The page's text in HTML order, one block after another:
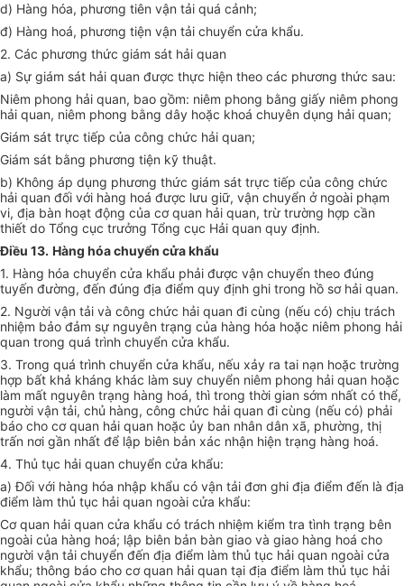
d) Hàng hóa, phương tiên vận tải quá cảnh;
đ) Hàng hoá, phương tiện vận tải chuyển cửa khẩu.
2. Các phương thức giám sát hải quan
a) Sự giám sát hải quan được thực hiện theo các phương thức sau:
Niêm phong hải quan, bao gồm: niêm phong bằng giấy niêm phong
hải quan, niêm phong bằng dây hoặc khoá chuyên dụng hải quan;
Giám sát trực tiếp của công chức hải quan;
Giám sát bằng phương tiện kỹ thuật.
b) Không áp dụng phương thức giám sát trực tiếp của công chức
hải quan đối với hàng hoá được lưu giữ, vận chuyển ở ngoài phạm
vi, địa bàn hoạt động của cơ quan hải quan, trừ trường hợp cần
thiết do Tổng cục trưởng Tổng cục Hải quan quy định.
Điều 13. Hàng hóa chuyển cửa khẩu
1. Hàng hóa chuyển cửa khẩu phải được vận chuyển theo đúng
tuyến đường, đến đúng địa điểm quy định ghi trong hồ sơ hải quan.
2. Người vận tải và công chức hải quan đi cùng (nếu có) chịu trách
nhiệm bảo đảm sự nguyên trạng của hàng hóa hoặc niêm phong hải
quan trong quá trình chuyển cửa khẩu.
3. Trong quá trình chuyển cửa khẩu, nếu xảy ra tai nạn hoặc trường
hợp bất khả kháng khác làm suy chuyển niêm phong hải quan hoặc
làm mất nguyên trạng hàng hoá, thì trong thời gian sớm nhất có thể,
người vận tải, chủ hàng, công chức hải quan đi cùng (nếu có) phải
báo cho cơ quan hải quan hoặc ủy ban nhân dân xã, phường, thị
trấn nơi gần nhất để lập biên bản xác nhận hiện trạng hàng hoá.
4. Thủ tục hải quan chuyển cửa khẩu:
a) Đối với hàng hóa nhập khẩu có vận tải đơn ghi địa điểm đến là địa
điểm làm thủ tục hải quan ngoài cửa khẩu:
Cơ quan hải quan cửa khẩu có trách nhiệm kiểm tra tình trạng bên
ngoài của hàng hoá; lập biên bản bàn giao và giao hàng hoá cho
người vận tải chuyển đến địa điểm làm thủ tục hải quan ngoài cửa
khẩu; thông báo cho cơ quan hải quan tại địa điểm làm thủ tục hải